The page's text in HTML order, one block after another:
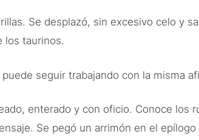
Se desplazó, sin excesivo celo y
los taurinos.
seguir trabajando con la misma
enterado y con oficio. Conoce los
Se pegó un arrimón en el